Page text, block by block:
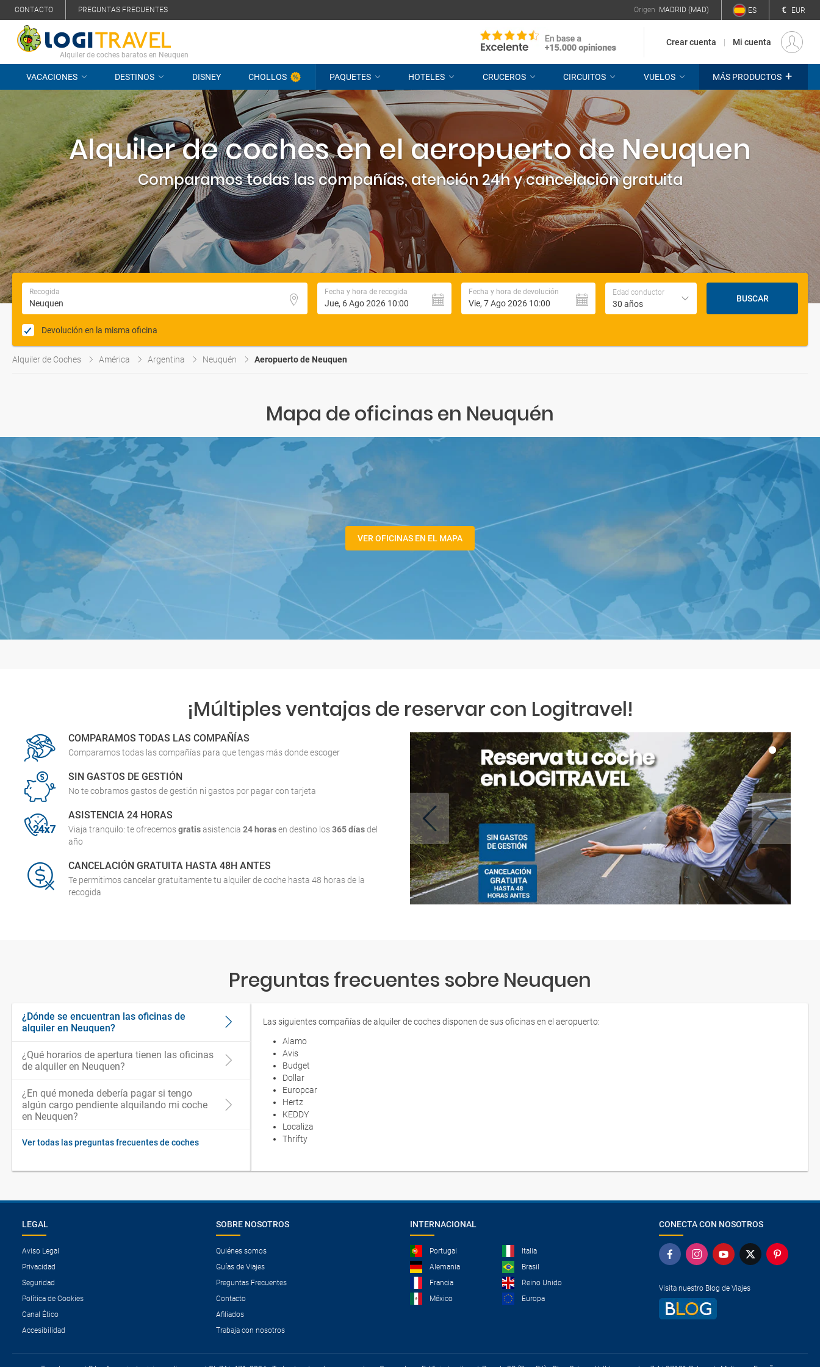
CONTACTO PREGUNTAS FRECUENTES Origen MADRID (MAD) ES € EUR
Alquiler de coches baratos en Neuquen
Crear cuenta Mi cuenta
VACACIONES DESTINOS DISNEY CHOLLOS PAQUETES HOTELES CRUCEROS CIRCUITOS VUELOS MÁS PRODUCTOS +
Alquiler de coches en el aeropuerto de Neuquen
Comparamos todas las compañías, atención 24h y cancelación gratuita
Recogida Fecha y hora de recogida Fecha y hora de devolución Edad conductor
30 años
BUSCAR
Devolución en la misma oficina
Alquiler de Coches América Argentina Neuquén Aeropuerto de Neuquen
Mapa de oficinas en Neuquén
VER OFICINAS EN EL MAPA
¡Múltiples ventajas de reservar con Logitravel!
COMPARAMOS TODAS LAS COMPAÑÍAS
Comparamos todas las compañías para que tengas más donde escoger
SIN GASTOS DE GESTIÓN
No te cobramos gastos de gestión ni gastos por pagar con tarjeta
ASISTENCIA 24 HORAS
Viaja tranquilo: te ofrecemosgratisasistencia 24 horasen destino los365 díasdel
año
CANCELACIÓN GRATUITA HASTA 48H ANTES
Te permitimos cancelar gratuitamente tu alquiler de coche hasta 48 horas de la
recogida
Preguntas frecuentes sobre Neuquen
¿Dónde se encuentran las oficinas de
alquiler en Neuquen?
¿Qué horarios de apertura tienen las oficinas
de alquiler en Neuquen?
¿En qué moneda debería pagar si tengo
algún cargo pendiente alquilando mi coche
en Neuquen?
Ver todas las preguntas frecuentes de coches
Las siguientes compañías de alquiler de coches disponen de sus oficinas en el aeropuerto:
Alamo
Avis
Budget
Dollar
Europcar
Hertz
KEDDY
Localiza
Thrifty
LEGAL
Aviso Legal
Privacidad
Seguridad
Política de Cookies
Canal Ético
Accesibilidad
SOBRE NOSOTROS
Quiénes somos
Guías de Viajes
Preguntas Frecuentes
Contacto
Afiliados
Trabaja con nosotros
INTERNACIONAL
Portugal
Italia
Alemania
Brasil
Francia
Reino Unido
México
Europa
CONECTA CON NOSOTROS
Visita nuestro Blog de Viajes